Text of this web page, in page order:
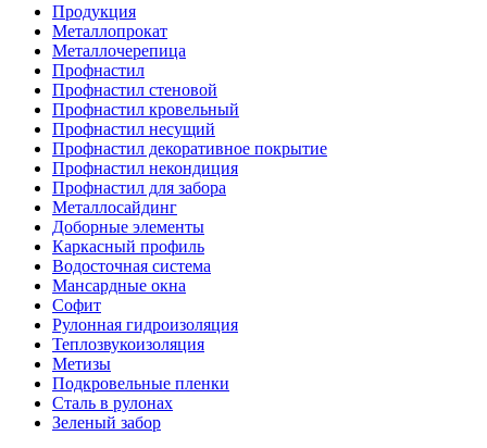
Продукция
Металлопрокат
Металлочерепица
Профнастил
Профнастил стеновой
Профнастил кровельный
Профнастил несущий
Профнастил декоративное покрытие
Профнастил некондиция
Профнастил для забора
Металлосайдинг
Доборные элементы
Каркасный профиль
Водосточная система
Мансардные окна
Софит
Рулонная гидроизоляция
Теплозвукоизоляция
Метизы
Подкровельные пленки
Сталь в рулонах
Зеленый забор